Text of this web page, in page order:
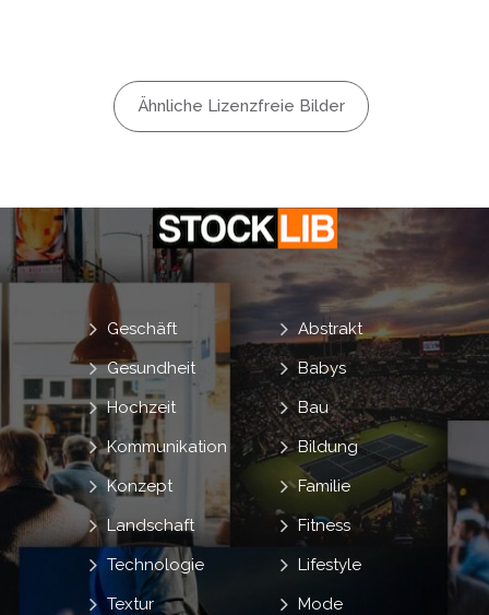
Ähnliche Lizenzfreie Bilder
Abstrakt
Babys
Bau
Bildung
Familie
Fitness
Geschäft
Gesundheit
Hochzeit
Kommunikation
Konzept
Landschaft
Lifestyle
Mode
Technologie
Textur